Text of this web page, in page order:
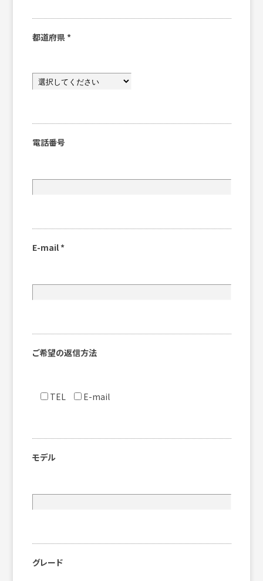
都道府県 *
電話番号
E-mail *
ご希望の返信方法
TEL E-mail
モデル
グレード